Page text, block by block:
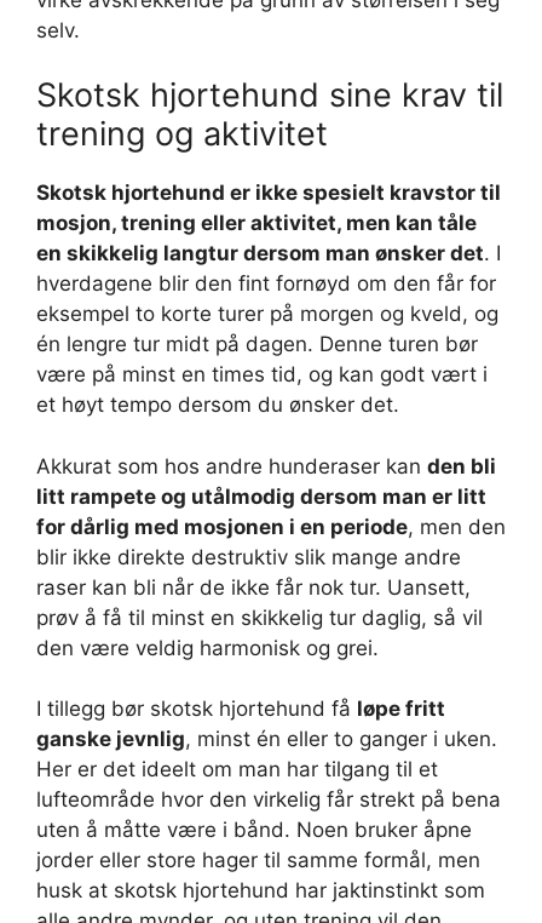
selv.
Skotsk hjortehund sine krav til
trening og aktivitet
Skotsk hjortehund er ikke spesielt kravstor til
mosjon, trening eller aktivitet, men kan tåle
en skikkelig langtur dersom man ønsker det. I
hverdagene blir den fint fornøyd om den får for
eksempel to korte turer på morgen og kveld, og
én lengre tur midt på dagen. Denne turen bør
være på minst en times tid, og kan godt vært i
et høyt tempo dersom du ønsker det.
Akkurat som hos andre hunderaser kan den bli
litt rampete og utålmodig dersom man er litt
for dårlig med mosjonen i en periode, men den
blir ikke direkte destruktiv slik mange andre
raser kan bli når de ikke får nok tur. Uansett,
prøv å få til minst en skikkelig tur daglig, så vil
den være veldig harmonisk og grei.
I tillegg bør skotsk hjortehund få løpe fritt
ganske jevnlig, minst én eller to ganger i uken.
Her er det ideelt om man har tilgang til et
lufteområde hvor den virkelig får strekt på bena
uten å måtte være i bånd. Noen bruker åpne
jorder eller store hager til samme formål, men
husk at skotsk hjortehund har jaktinstinkt som